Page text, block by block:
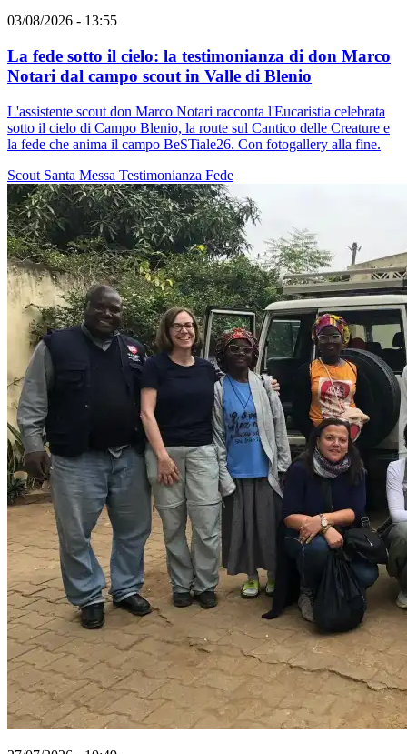
03/08/2026 - 13:55
La fede sotto il cielo: la testimonianza di don Marco
Notari dal campo scout in Valle di Blenio
L'assistente scout don Marco Notari racconta l'Eucaristia celebrata
sotto il cielo di Campo Blenio, la route sul Cantico delle Creature e
la fede che anima il campo BeSTiale26. Con fotogallery alla fine.
Scout Santa Messa Testimonianza Fede